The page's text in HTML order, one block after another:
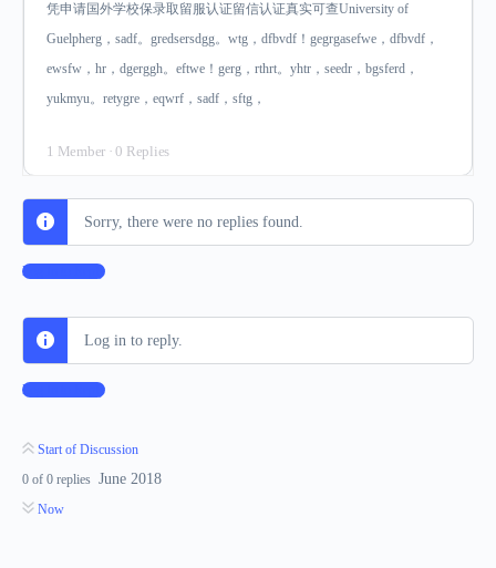
凭申请国外学校保录取留服认证留信认证真实可查University of
Guelpherg，sadf。gredsersdgg。wtg，dfbvdf！gegrgasefwe，dfbvdf，
ewsfw，hr，dgerggh。eftwe！gerg，rthrt。yhtr，seedr，bgsferd，
yukmyu。retygre，eqwrf，sadf，sftg，
1 Member · 0 Replies
Sorry, there were no replies found.
Log In to Reply
Log in to reply.
Log In to Reply
Start of Discussion
0 of 0 replies June 2018
Now